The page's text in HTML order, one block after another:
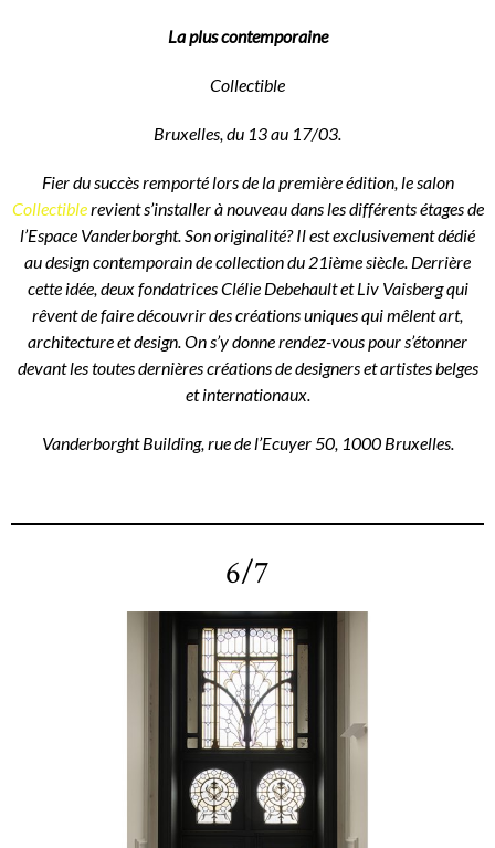
La plus contemporaine
Collectible
Bruxelles, du 13 au 17/03.
Fier du succès remporté lors de la première édition, le salon
Collectiblerevient s’installer à nouveau dans les différents étages de
l’Espace Vanderborght. Son originalité? Il est exclusivement dédié
au design contemporain de collection du 21ième siècle. Derrière
cette idée, deux fondatrices Clélie Debehault et Liv Vaisberg qui
rêvent de faire découvrir des créations uniques qui mêlent art,
architecture et design. On s’y donne rendez-vous pour s’étonner
devant les toutes dernières créations de designers et artistes belges
et internationaux.
Vanderborght Building, rue de l’Ecuyer 50, 1000 Bruxelles.
6/7